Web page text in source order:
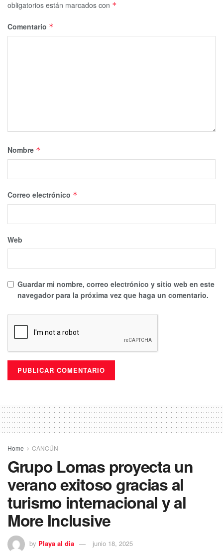
obligatorios están marcados con *
Comentario *
Nombre *
Correo electrónico *
Web
Guardar mi nombre, correo electrónico y sitio web en este
navegador para la próxima vez que haga un comentario.
Home CANCÚN
Grupo Lomas proyecta un
verano exitoso gracias al
turismo internacional y al
More Inclusive
by Playa al dia junio 18, 2025